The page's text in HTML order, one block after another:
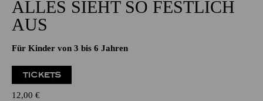
PHILHARMONIE ENTDECKEN ·
KINDERKONZERT
ALLES SIEHT SO FESTLICH
Für Kinder von 3 bis 6 Jahren